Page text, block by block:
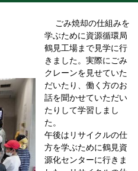
ごみ焼却の仕組みを
学ぶために資源循環局
鶴見工場まで見学に行
きました。実際にごみ
クレーンを見せていた
だいたり、働く方のお
話を聞かせていただい
たりして学習しまし
た。
午後はリサイクルの仕
方を学ぶために鶴見資
源化センターに行きま